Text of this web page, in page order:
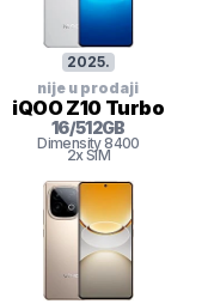
2025.
nije u prodaji
iQOO Z10 Turbo
16/512GB
Dimensity 8400
2x SIM